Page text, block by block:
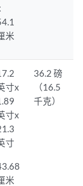
米
寸x
寸x
寸
米
36.2 磅
（16.5
千克）